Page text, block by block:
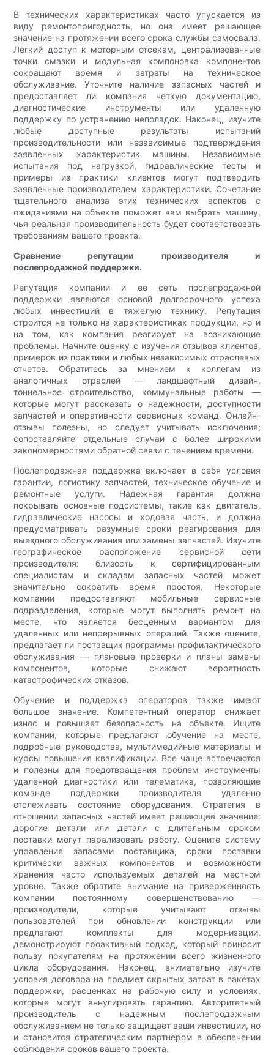
В технических характеристиках часто упускается из
виду ремонтопригодность, но она имеет решающее
значение на протяжении всего срока службы самосвала.
Легкий доступ к моторным отсекам, централизованные
точки смазки и модульная компоновка компонентов
сокращают время и затраты на техническое
обслуживание. Уточните наличие запасных частей и
предоставляет ли компания четкую документацию,
диагностические инструменты или удаленную
поддержку по устранению неполадок. Наконец, изучите
любые доступные результаты испытаний
производительности или независимые подтверждения
заявленных характеристик машины. Независимые
испытания под нагрузкой, гидравлические тесты и
примеры из практики клиентов могут подтвердить
заявленные производителем характеристики. Сочетание
тщательного анализа этих технических аспектов с
ожиданиями на объекте поможет вам выбрать машину,
чья реальная производительность будет соответствовать
требованиям вашего проекта.
Сравнение репутации производителя и
послепродажной поддержки.
Репутация компании и ее сеть послепродажной
поддержки являются основой долгосрочного успеха
любых инвестиций в тяжелую технику. Репутация
строится не только на характеристиках продукции, но и
на том, как компания реагирует на возникающие
проблемы. Начните оценку с изучения отзывов клиентов,
примеров из практики и любых независимых отраслевых
отчетов. Обратитесь за мнением к коллегам из
аналогичных отраслей — ландшафтный дизайн,
тоннельное строительство, коммунальные работы —
которые могут рассказать о надежности, доступности
запчастей и оперативности сервисных команд. Онлайн-
отзывы полезны, но следует учитывать исключения;
сопоставляйте отдельные случаи с более широкими
закономерностями обратной связи с течением времени.
Послепродажная поддержка включает в себя условия
гарантии, логистику запчастей, техническое обучение и
ремонтные услуги. Надежная гарантия должна
покрывать основные подсистемы, такие как двигатель,
гидравлические насосы и ходовая часть, и должна
предусматривать разумные сроки реагирования для
выездного обслуживания или замены запчастей. Изучите
географическое расположение сервисной сети
производителя: близость к сертифицированным
специалистам и складам запасных частей может
значительно сократить время простоя. Некоторые
компании предоставляют мобильные сервисные
подразделения, которые могут выполнять ремонт на
месте, что является бесценным вариантом для
удаленных или непрерывных операций. Также оцените,
предлагает ли поставщик программы профилактического
обслуживания — плановые проверки и планы замены
компонентов, которые снижают вероятность
катастрофических отказов.
Обучение и поддержка операторов также имеют
большое значение. Компетентный оператор снижает
износ и повышает безопасность на объекте. Ищите
компании, которые предлагают обучение на месте,
подробные руководства, мультимедийные материалы и
курсы повышения квалификации. Все чаще встречаются
и полезны для предотвращения проблем инструменты
удаленной диагностики или телематика, позволяющие
команде поддержки производителя удаленно
отслеживать состояние оборудования. Стратегия в
отношении запасных частей имеет решающее значение:
дорогие детали или детали с длительным сроком
поставки могут парализовать работу. Оцените систему
управления запасами поставщика, сроки поставки
критически важных компонентов и возможности
хранения часто используемых деталей на местном
уровне. Также обратите внимание на приверженность
компании постоянному совершенствованию —
производители, которые учитывают отзывы
пользователей при обновлении конструкции или
предлагают комплекты для модернизации,
демонстрируют проактивный подход, который приносит
пользу покупателям на протяжении всего жизненного
цикла оборудования. Наконец, внимательно изучите
условия договора на предмет скрытых затрат в пакетах
поддержки, расценках на рабочую силу и условиях,
которые могут аннулировать гарантию. Авторитетный
производитель с надежным послепродажным
обслуживанием не только защищает ваши инвестиции, но
и становится стратегическим партнером в обеспечении
соблюдения сроков вашего проекта.